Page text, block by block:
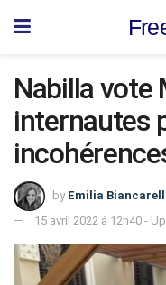
Nabilla vote
internautes
by Emilia
15 avril 2022 à 12h40 -